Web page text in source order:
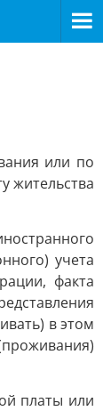
или по
жительства
учета
факта
в этом
платы или